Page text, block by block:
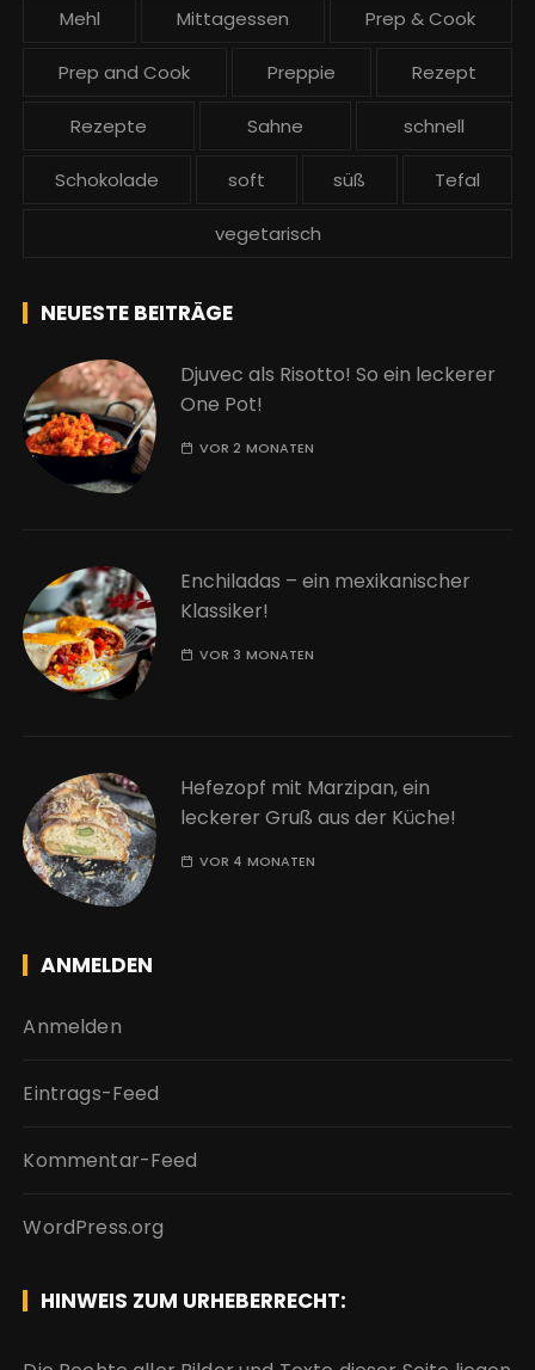
Mehl Mittagessen Prep & Cook
Prep and Cook Preppie Rezept
Rezepte Sahne schnell
Schokolade soft süß Tefal
vegetarisch
NEUESTE BEITRÄGE
Djuvec als Risotto! So ein leckerer
One Pot!
VOR 2 MONATEN
Enchiladas – ein mexikanischer
Klassiker!
VOR 3 MONATEN
Hefezopf mit Marzipan, ein
leckerer Gruß aus der Küche!
VOR 4 MONATEN
ANMELDEN
Anmelden
Eintrags-Feed
Kommentar-Feed
WordPress.org
HINWEIS ZUM URHEBERRECHT: